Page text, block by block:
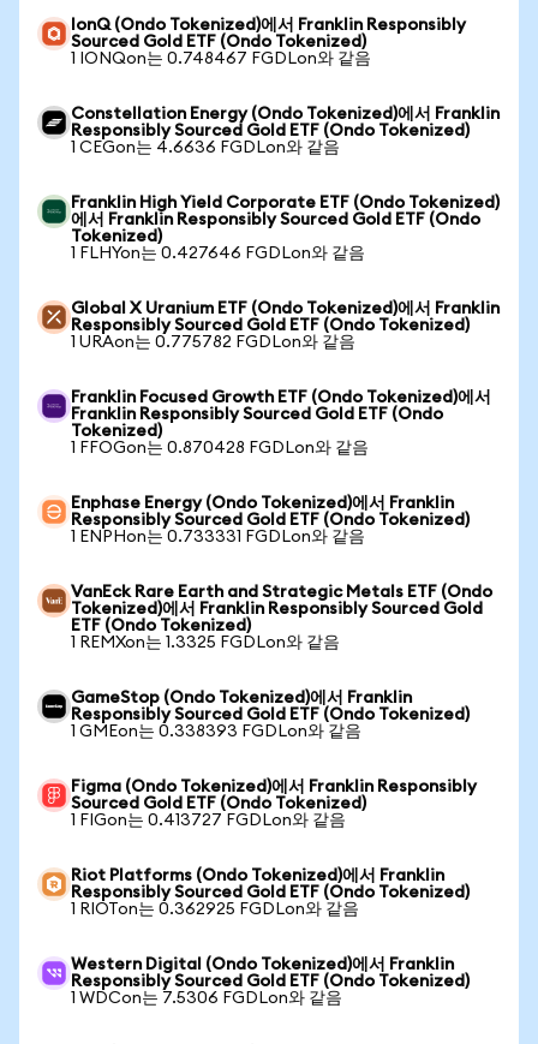
IonQ (Ondo Tokenized)에서 Franklin Responsibly
Sourced Gold ETF (Ondo Tokenized)
1 IONQon는 0.748467 FGDLon와 같음
Constellation Energy (Ondo Tokenized)에서 Franklin
Responsibly Sourced Gold ETF (Ondo Tokenized)
1 CEGon는 4.6636 FGDLon와 같음
Franklin High Yield Corporate ETF (Ondo Tokenized)
에서 Franklin Responsibly Sourced Gold ETF (Ondo
Tokenized)
1 FLHYon는 0.427646 FGDLon와 같음
Global X Uranium ETF (Ondo Tokenized)에서 Franklin
Responsibly Sourced Gold ETF (Ondo Tokenized)
1 URAon는 0.775782 FGDLon와 같음
Franklin Focused Growth ETF (Ondo Tokenized)에서
Franklin Responsibly Sourced Gold ETF (Ondo
Tokenized)
1 FFOGon는 0.870428 FGDLon와 같음
Enphase Energy (Ondo Tokenized)에서 Franklin
Responsibly Sourced Gold ETF (Ondo Tokenized)
1 ENPHon는 0.733331 FGDLon와 같음
VanEck Rare Earth and Strategic Metals ETF (Ondo
Tokenized)에서 Franklin Responsibly Sourced Gold
ETF (Ondo Tokenized)
1 REMXon는 1.3325 FGDLon와 같음
GameStop (Ondo Tokenized)에서 Franklin
Responsibly Sourced Gold ETF (Ondo Tokenized)
1 GMEon는 0.338393 FGDLon와 같음
Figma (Ondo Tokenized)에서 Franklin Responsibly
Sourced Gold ETF (Ondo Tokenized)
1 FIGon는 0.413727 FGDLon와 같음
Riot Platforms (Ondo Tokenized)에서 Franklin
Responsibly Sourced Gold ETF (Ondo Tokenized)
1 RIOTon는 0.362925 FGDLon와 같음
Western Digital (Ondo Tokenized)에서 Franklin
Responsibly Sourced Gold ETF (Ondo Tokenized)
1 WDCon는 7.5306 FGDLon와 같음